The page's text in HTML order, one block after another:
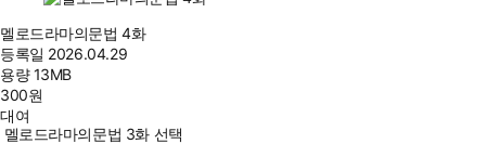
멜로드라마의문법 4화
등록일 2026.04.29
용량13MB
300원
대여
멜로드라마의문법 3화 선택